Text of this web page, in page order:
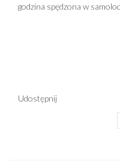
godzina spędzona w
Udostępnij